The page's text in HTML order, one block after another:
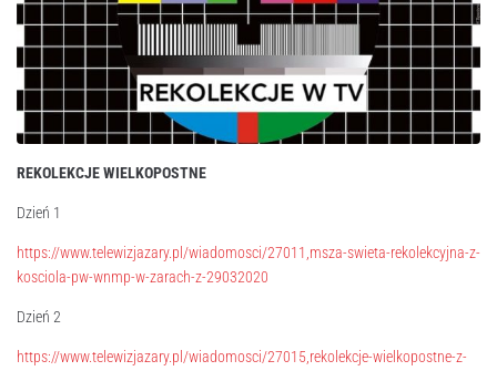
REKOLEKCJE WIELKOPOSTNE
Dzień 1
https://www.telewizjazary.pl/wiadomosci/27011,msza-swieta-rekolekcyjna-z-
kosciola-pw-wnmp-w-zarach-z-29032020
Dzień 2
https://www.telewizjazary.pl/wiadomosci/27015,rekolekcje-wielkopostne-z-